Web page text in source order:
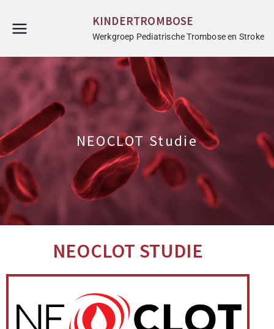
KINDERTROMBOSE
Werkgroep Pediatrische Trombose en Stroke
NEOCLOT Studie
NEOCLOT STUDIE